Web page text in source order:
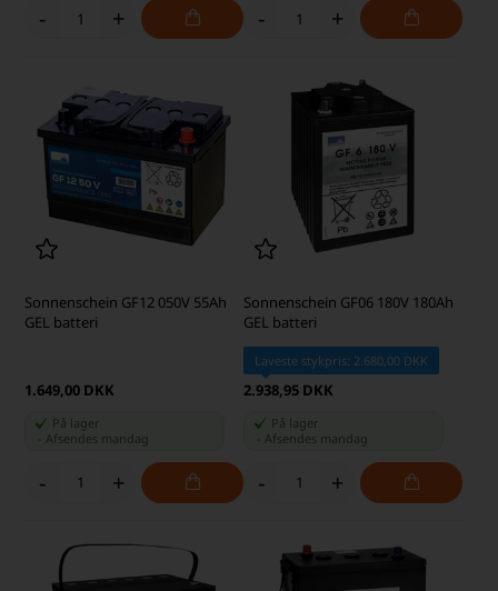
- + - +
Sonnenschein GF12 050V 55Ah
GEL batteri
1.649,00 DKK
På lager
Afsendes mandag
- +
Sonnenschein GF06 180V 180Ah
GEL batteri
Laveste stykpris: 2.680,00 DKK
2.938,95 DKK
På lager
Afsendes mandag
- +